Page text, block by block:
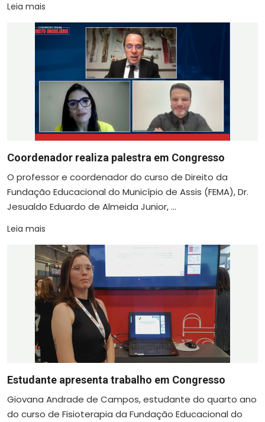
Leia mais
Coordenador realiza palestra em Congresso
O professor e coordenador do curso de Direito da
Fundação Educacional do Município de Assis (FEMA), Dr.
Jesualdo Eduardo de Almeida Junior, ...
Leia mais
Estudante apresenta trabalho em Congresso
Giovana Andrade de Campos, estudante do quarto ano
do curso de Fisioterapia da Fundação Educacional do